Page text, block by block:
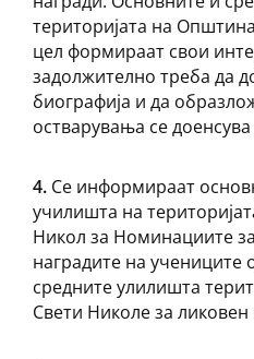
територијата на
цел формираат свои
задолжително треба да
биографија и да
остварувања се доенсува
4. Се информираат
училишта на
Никол за Номинациите
наградите на учениците
средните улилишта
Свети Николе за